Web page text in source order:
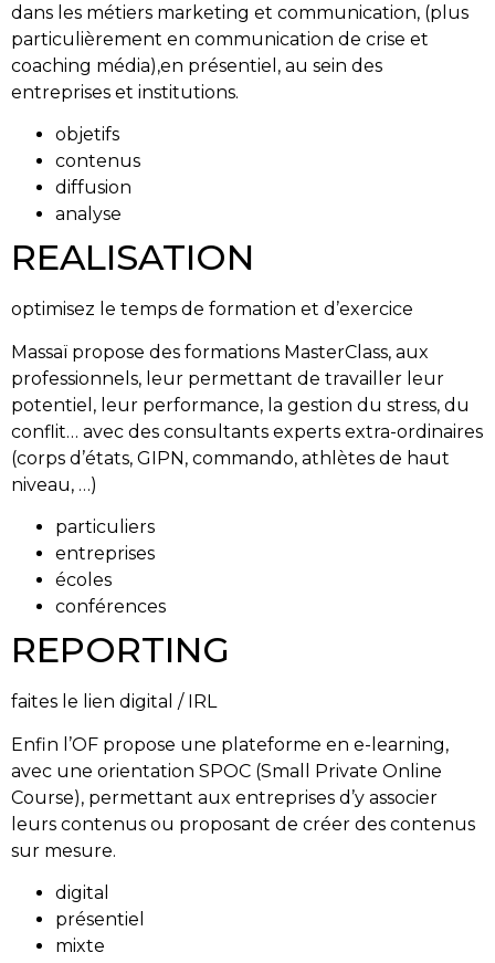
dans les métiers marketing et communication, (plus
particulièrement en communication de crise et
coaching média),en présentiel, au sein des
entreprises et institutions.
objetifs
contenus
diffusion
analyse
REALISATION
optimisez le temps de formation et d’exercice
Massaï propose des formations MasterClass, aux
professionnels, leur permettant de travailler leur
potentiel, leur performance, la gestion du stress, du
conflit… avec des consultants experts extra-ordinaires
(corps d’états, GIPN, commando, athlètes de haut
niveau, …)
particuliers
entreprises
écoles
conférences
REPORTING
faites le lien digital / IRL
Enfin l’OF propose une plateforme en e-learning,
avec une orientation SPOC (Small Private Online
Course), permettant aux entreprises d’y associer
leurs contenus ou proposant de créer des contenus
sur mesure.
digital
présentiel
mixte